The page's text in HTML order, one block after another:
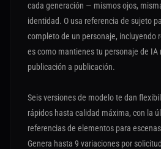
cada generación — mismos ojos,
identidad. O usa referencia de sujeto
completo de un personaje, incluyendo
es como mantienes tu personaje de IA
publicación a publicación.
Seis versiones de modelo te dan
rápidos hasta calidad máxima, con la
referencias de elementos para
Genera hasta 9 variaciones por